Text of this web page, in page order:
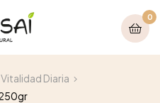
0
Diaria